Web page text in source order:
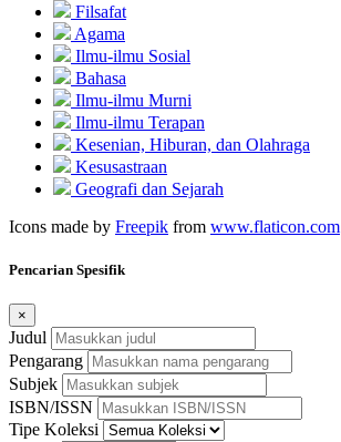
Filsafat
Agama
Ilmu-ilmu Sosial
Bahasa
Ilmu-ilmu Murni
Ilmu-ilmu Terapan
Kesenian, Hiburan, dan Olahraga
Kesusastraan
Geografi dan Sejarah
Icons made by Freepik from www.flaticon.com
Pencarian Spesifik
×
Judul
Pengarang
Subjek
ISBN/ISSN
Tipe Koleksi